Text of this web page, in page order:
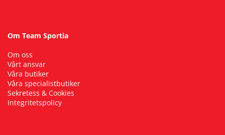
Om Team Sportia
Om oss
Vårt ansvar
Våra butiker
Våra specialistbutiker
Sekretess & Cookies
Integritetspolicy